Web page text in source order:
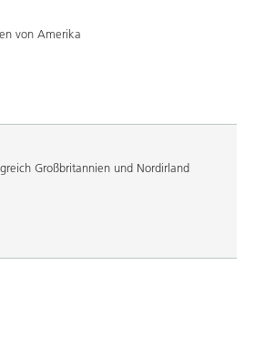
von Amerika
Großbritannien und Nordirland